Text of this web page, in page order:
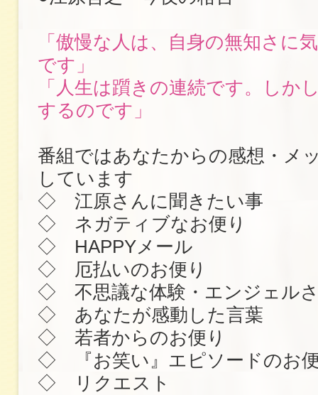
「傲慢な人は、自身の無知さに
です」
「人生は躓きの連続です。しか
するのです」
番組ではあなたからの感想・メ
しています
◇ 江原さんに聞きたい事
◇ ネガティブなお便り
◇ HAPPYメール
◇ 厄払いのお便り
◇ 不思議な体験・エンジェル
◇ あなたが感動した言葉
◇ 若者からのお便り
◇ 『お笑い』エピソードのお
◇ リクエスト